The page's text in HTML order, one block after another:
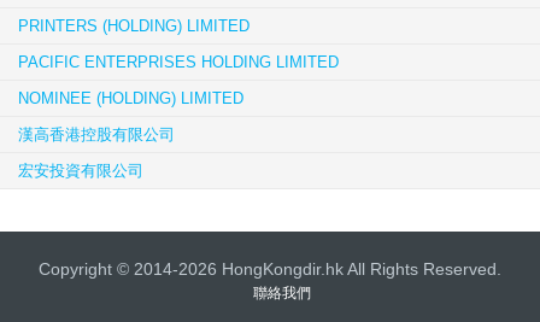
PRINTERS (HOLDING) LIMITED
PACIFIC ENTERPRISES HOLDING LIMITED
NOMINEE (HOLDING) LIMITED
漢高香港控股有限公司
宏安投資有限公司
Copyright © 2014-2026 HongKongdir.hk All Rights Reserved.
聯絡我們